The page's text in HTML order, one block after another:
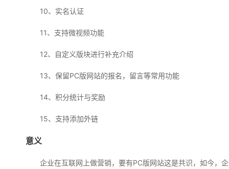
10、实名认证
11、支持微视频功能
12、自定义版块进行补充介绍
13、保留PC版网站的报名，留言等常用功能
14、积分统计与奖励
15、支持添加外链
意义
企业在互联网上做营销，要有PC版网站这是共识，如今，